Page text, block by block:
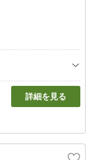
詳細を見る